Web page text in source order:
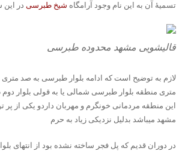
تسمیهٔ آن به این نام وجود آرامگاه شیخ طبرسی در
قالیشویی مشهد محدوده طبرسی
لازم به توضیح است که ادامه بلوار طبرسی به صد
متری منطقه بلوار طبرسی شمالی یا به قولی بلوار
این منطقه مردمانی خونگرم و مهربان داردو یکی از
مشهد میباشد بدلیل نزدیکی زیاد به حرم
در دوران قدیم که پل فجر ساخته نشده بود از انتهای